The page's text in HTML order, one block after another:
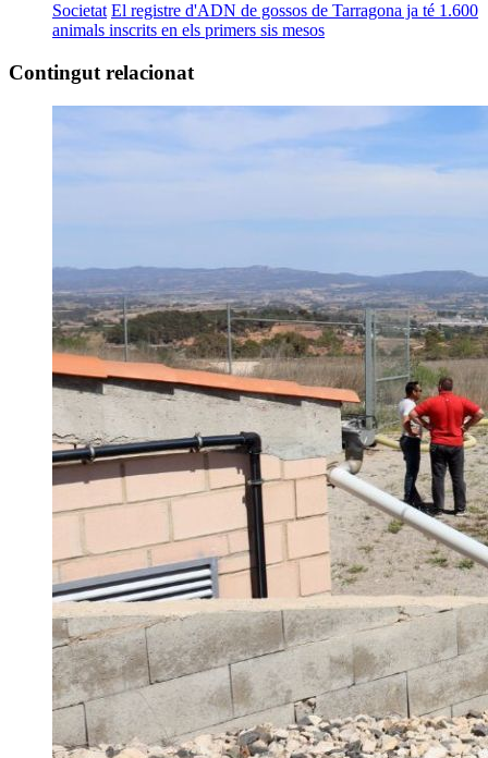
Societat El registre d'ADN de gossos de Tarragona ja té 1.600
animals inscrits en els primers sis mesos
Contingut relacionat